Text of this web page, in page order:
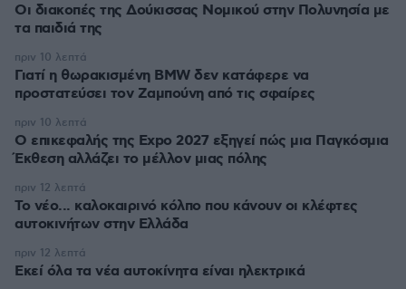
Οι διακοπές της Δούκισσας Νομικού στην Πολυνησία με
τα παιδιά της
Γιατί η θωρακισμένη BMW δεν κατάφερε να
προστατεύσει τον Ζαμπούνη από τις σφαίρες
πριν 10 λεπτά
Ο επικεφαλής της Expo 2027 εξηγεί πώς μια Παγκόσμια
Έκθεση αλλάζει το μέλλον μιας πόλης
πριν 10 λεπτά
Το νέο... καλοκαιρινό κόλπο που κάνουν οι κλέφτες
αυτοκινήτων στην Ελλάδα
πριν 12 λεπτά
Εκεί όλα τα νέα αυτοκίνητα είναι ηλεκτρικά
πριν 12 λεπτά